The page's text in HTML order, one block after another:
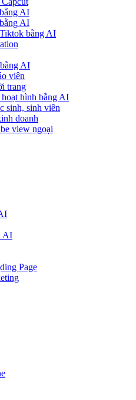
AI
AI
bằng AI
AI
viên
trang
hình bằng AI
sinh, sinh viên
doanh
view ngoại
AI
Page